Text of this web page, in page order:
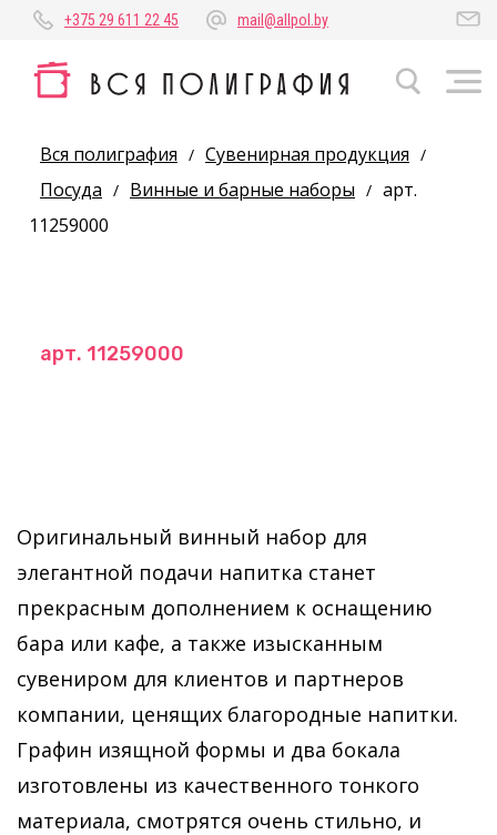
+375 29 611 22 45 mail@allpol.by
Вся полиграфия / Сувенирная продукция /
Посуда / Винные и барные наборы / арт.
11259000
арт. 11259000
Оригинальный винный набор для
элегантной подачи напитка станет
прекрасным дополнением к оснащению
бара или кафе, а также изысканным
сувениром для клиентов и партнеров
компании, ценящих благородные напитки.
Графин изящной формы и два бокала
изготовлены из качественного тонкого
материала, смотрятся очень стильно, и